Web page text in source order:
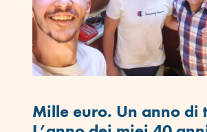
Mille euro. Un anno di